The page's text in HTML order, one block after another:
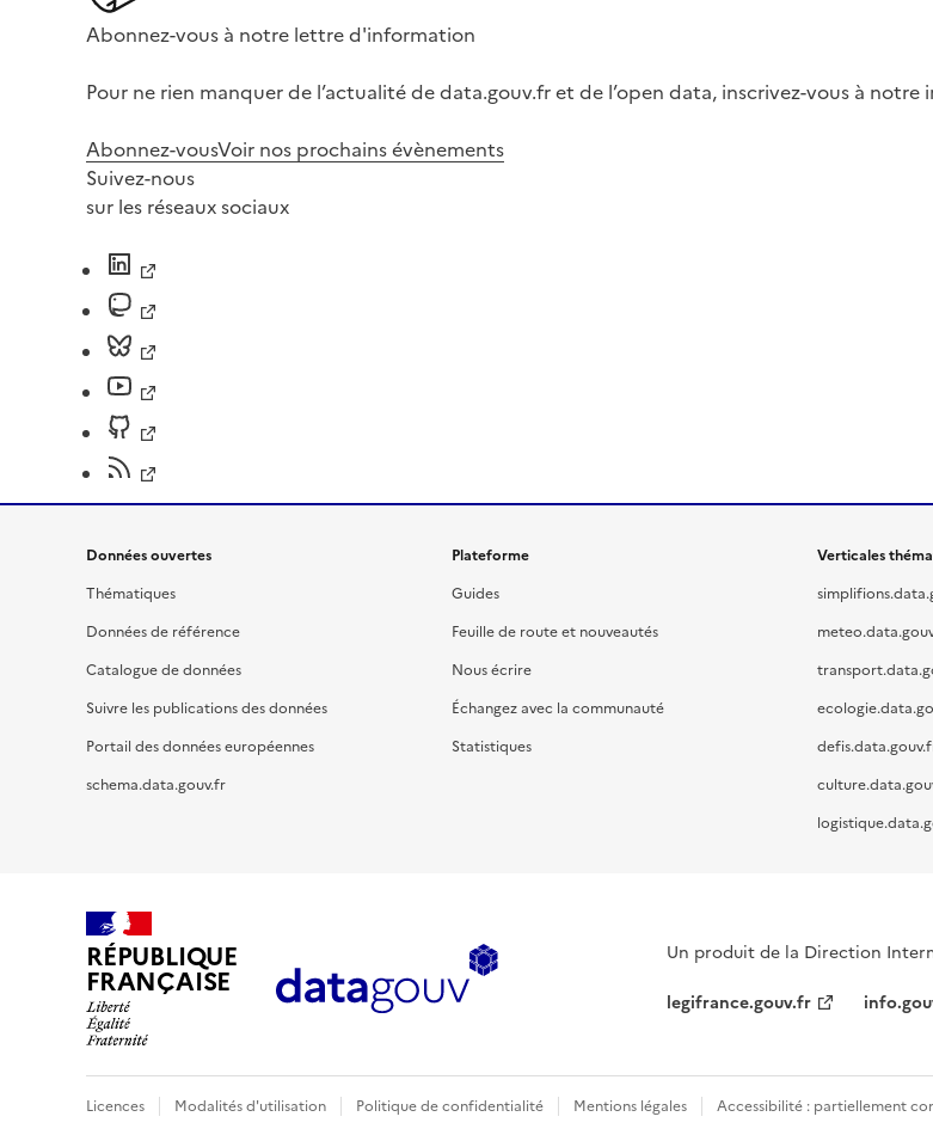
Abonnez-vous à notre lettre d'information
Pour ne rien manquer de l’actualité de data.gouv.fr et de l’open data, inscrivez-vous à
Abonnez-vousVoir nos prochains évènements
Suivez-nous
sur les réseaux sociaux
Données ouvertes
Thématiques
Données de référence
Catalogue de données
Suivre les publications des données
Portail des données européennes
schema.data.gouv.fr
Plateforme
Guides
Feuille de route et nouveautés
Nous écrire
Échangez avec la communauté
Statistiques
Verticales
RÉPUBLIQUE
FRANÇAISE
Un produit de la Direction
legifrance.gouv.fr
Licences Modalités d'utilisation Politique de confidentialité Mentions légales Accessibilité : partiellement